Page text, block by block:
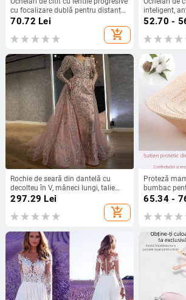
cu focalizare dublă pentru distanță
și aproape, lentile fotokromice și
protecție împotriva luminii albastre.
70.72 Lei
add_shopping_cart
inteligent,
pentru
52.70 -
Rochie de seară din dantelă cu
decolteu în V, mâneci lungi, talie
înaltă, croială prințesă, tren lung
297.29 Lei
add_shopping_cart
Proteză
bumbac
post-
lavabilă la
înot.
65.34 -